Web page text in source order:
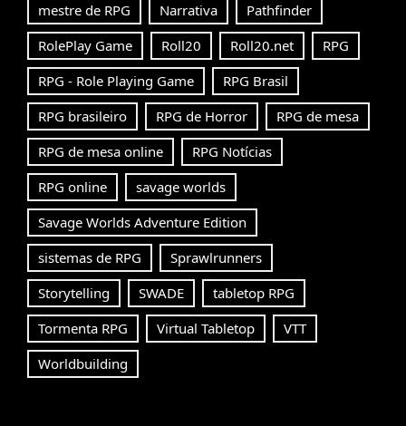
mestre de RPG
Narrativa
Pathfinder
RolePlay Game
Roll20 Roll20.net
RPG
RPG - Role Playing Game
RPG Brasil
RPG brasileiro
RPG de Horror
RPG de mesa
RPG de mesa online
RPG Notícias
RPG online
savage worlds
Savage Worlds Adventure Edition
sistemas de RPG
Sprawlrunners
Storytelling
SWADE
tabletop RPG
Tormenta RPG
Virtual Tabletop
VTT
Worldbuilding